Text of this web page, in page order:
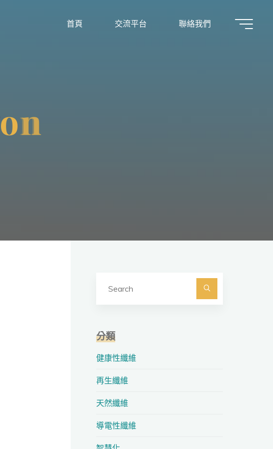
首頁 交流平台 聯絡我們
on
n
Search
分類
健康性纖維
再生纖維
天然纖維
導電性纖維